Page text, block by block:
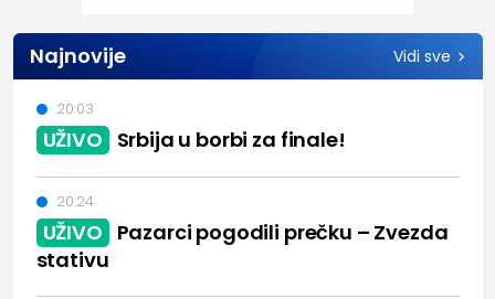
Najnovije Vidi sve
UŽIVO Srbija u borbi za finale!
20:03
UŽIVO Pazarci pogodili prečku – Zvezda
stativu
20:24